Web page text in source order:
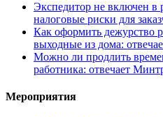
Экспедитор не включен в
налоговые риски для
Как оформить дежурство
выходные из дома:
Можно ли продлить
работника: отвечает
Мероприятия